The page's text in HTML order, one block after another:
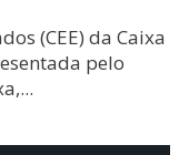
(CEE) da Caixa
pelo
...